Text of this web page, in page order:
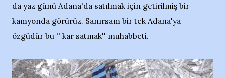
da yaz günü Adana'da satılmak için getirilmiş bir
kamyonda görürüz. Sanırsam bir tek Adana'ya
özgüdür bu '' kar satmak'' muhabbeti.